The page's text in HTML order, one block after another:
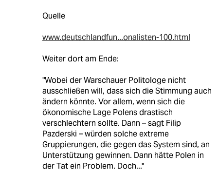
Quelle
www.deutschlandfun...onalisten-100.html
Weiter dort am Ende:
"Wobei der Warschauer Politologe nicht
ausschließen will, dass sich die Stimmung auch
ändern könnte. Vor allem, wenn sich die
ökonomische Lage Polens drastisch
verschlechtern sollte. Dann – sagt Filip
Pazderski – würden solche extreme
Gruppierungen, die gegen das System sind, an
Unterstützung gewinnen. Dann hätte Polen in
der Tat ein Problem. Doch..."